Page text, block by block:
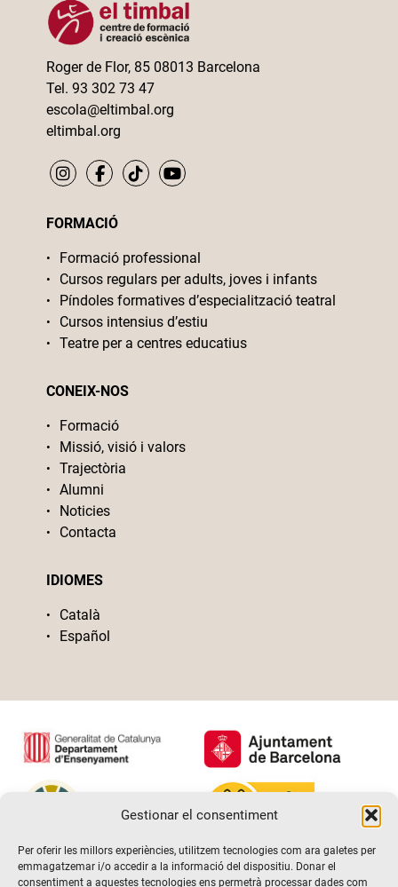
Gestionar el consentiment
Per oferir les millors experiències, utilitzem tecnologies com ara galetes per
emmagatzemar i/o accedir a la informació del dispositiu. Donar el
consentiment a aquestes tecnologies ens permetrà processar dades com
Roger de Flor, 85 08013 Barcelona
Tel. 93 302 73 47
escola@eltimbal.org
eltimbal.org
FORMACIÓ
Formació professional
Cursos regulars per adults, joves i infants
Píndoles formatives d’especialització teatral
Cursos intensius d’estiu
Teatre per a centres educatius
CONEIX-NOS
Formació
Missió, visió i valors
Trajectòria
Alumni
Noticies
Contacta
IDIOMES
Català
Español